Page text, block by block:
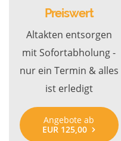
Preiswert
Altakten entsorgen
mit Sofortabholung -
nur ein Termin & alles
ist erledigt
Angebote ab
EUR 125,00